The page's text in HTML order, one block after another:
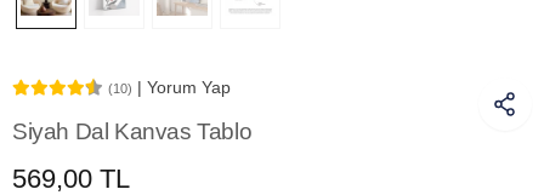
(10) | Yorum Yap
Siyah Dal Kanvas Tablo
569,00 TL